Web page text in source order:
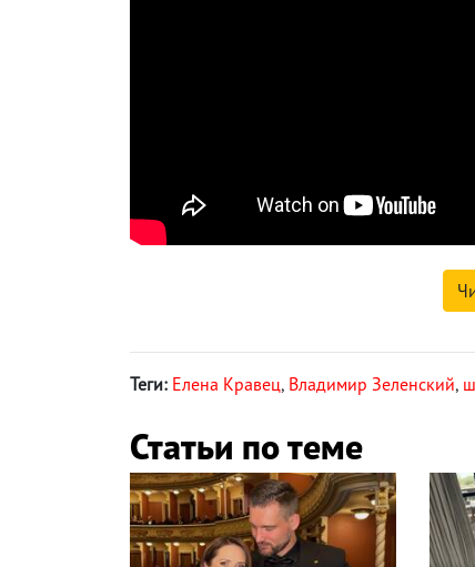
Теги: Елена Кравец, Владимир Зеленский,
Статьи по теме